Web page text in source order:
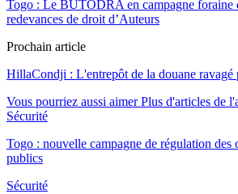
Togo : Le BUTODRA en campagne foraine
redevances de droit d’Auteurs
Prochain article
HillaCondji : L'entrepôt de la douane ravagé
Vous pourriez aussi aimer Plus d'articles de
Sécurité
Togo : nouvelle campagne de régulation des
publics
Sécurité